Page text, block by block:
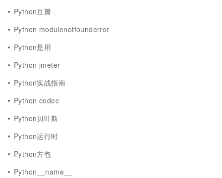
Python豆瓣
Python modulenotfounderror
Python是用
Python jmeter
Python实战指南
Python codec
Python贝叶斯
Python运行时
Python方包
Python__name__